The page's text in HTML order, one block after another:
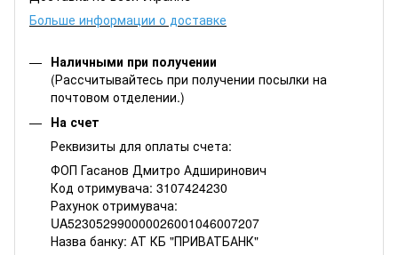
Больше информации о доставке
Наличными при получении
(Рассчитывайтесь при получении посылки на
почтовом отделении.)
На счет
Реквизиты для оплаты счета:
ФОП Гасанов Дмитро Адширинович
Код отримувача: 3107424230
Рахунок отримувача:
UA523052990000026001046007207
Назва банку: АТ КБ "ПРИВАТБАНК"